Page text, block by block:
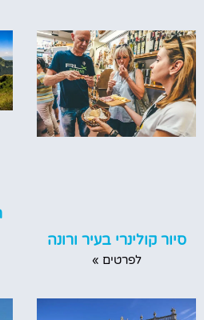
סיור קולינרי בעיר ורונה
לפרטים »